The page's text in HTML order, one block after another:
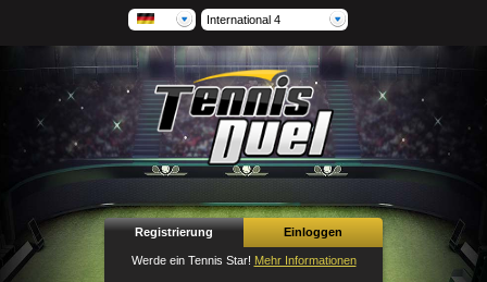
International 4
Registrierung Einloggen
Werde ein Tennis Star! Mehr Informationen